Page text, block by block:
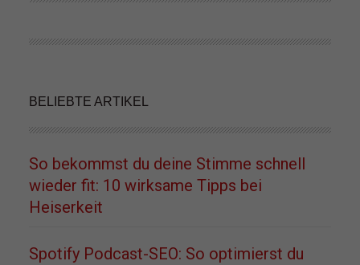
BELIEBTE ARTIKEL
So bekommst du deine Stimme schnell
wieder fit: 10 wirksame Tipps bei
Heiserkeit
Spotify Podcast-SEO: So optimierst du